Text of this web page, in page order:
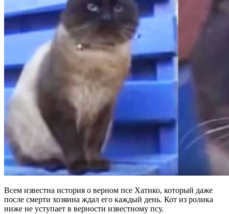
Всем известна история о верном псе Хатико, который даже
после смерти хозяина ждал его каждый день. Кот из ролика
ниже не уступает в верности известному псу.